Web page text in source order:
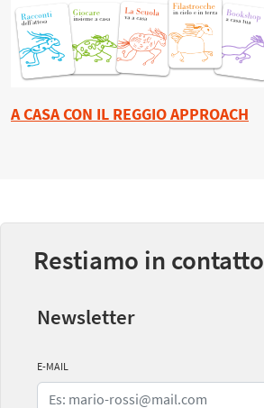
A CASA CON IL REGGIO APPROACH
Restiamo in contatto
Newsletter
E-MAIL